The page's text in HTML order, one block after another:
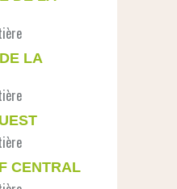
LA
CENTRAL